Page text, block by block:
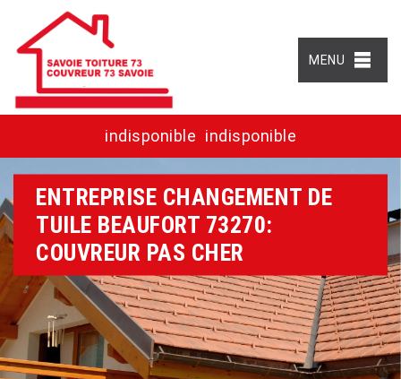
MENU
indisponible indisponible
ENTREPRISE CHANGEMENT DE
TUILE BEAUFORT 73270:
COUVREUR PAS CHER